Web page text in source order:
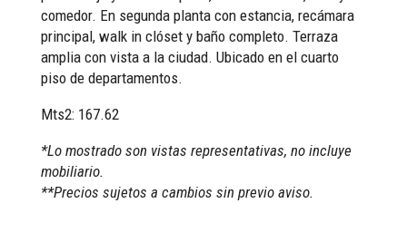
comedor. En segunda planta con estancia, recámara
principal, walk in clóset y baño completo. Terraza
amplia con vista a la ciudad. Ubicado en el cuarto
piso de departamentos.
Mts2: 167.62
*Lo mostrado son vistas representativas, no incluye
mobiliario.
**Precios sujetos a cambios sin previo aviso.